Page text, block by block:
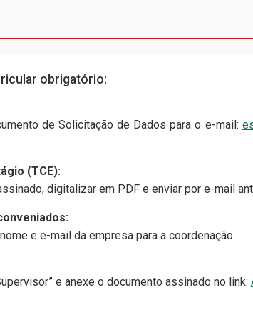
obrigatório:
de Solicitação de Dados para o e-mail:
(TCE):
digitalizar em PDF e enviar por e-mail
e e-mail da empresa para a coordenação.
e anexe o documento assinado no link: